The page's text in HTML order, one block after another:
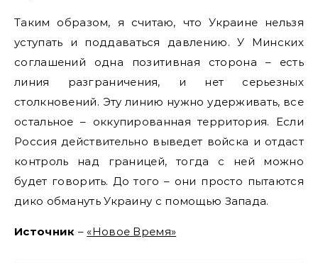
Таким образом, я считаю, что Украине нельзя
уступать и поддаваться давлению. У Минских
соглашений одна позитивная сторона – есть
линия разграничения, и нет серьезных
столкновений. Эту линию нужно удерживать, все
остальное – оккупированная территория. Если
Россия действительно выведет войска и отдаст
контроль над границей, тогда с ней можно
будет говорить. До того – они просто пытаются
дико обмануть Украину с помощью Запада.
Источник – «Новое Время»